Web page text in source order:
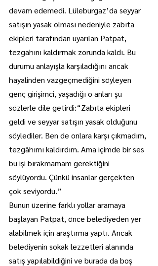
devam edemedi. Lüleburgaz’da seyyar
satışın yasak olması nedeniyle zabıta
ekipleri tarafından uyarılan Patpat,
tezgahını kaldırmak zorunda kaldı. Bu
durumu anlayışla karşıladığını ancak
hayalinden vazgeçmediğini söyleyen
genç girişimci, yaşadığı o anları şu
sözlerle dile getirdi:“Zabıta ekipleri
geldi ve seyyar satışın yasak olduğunu
söylediler. Ben de onlara karşı çıkmadım,
tezgâhımı kaldırdım. Ama içimde bir ses
bu işi bırakmamam gerektiğini
söylüyordu. Çünkü insanlar gerçekten
çok seviyordu.”
Bunun üzerine farklı yollar aramaya
başlayan Patpat, önce belediyeden yer
alabilmek için araştırma yaptı. Ancak
belediyenin sokak lezzetleri alanında
satış yapılabildiğini ve burada da boş